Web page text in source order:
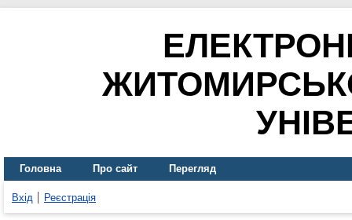
Головна Про сайт Перегляд
Вхід Реєстрація